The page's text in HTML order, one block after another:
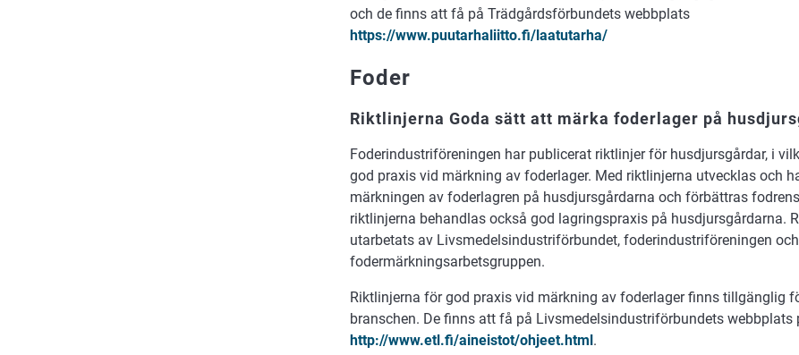
och de finns att få på Trädgårdsförbundets webbplats
https://www.puutarhaliitto.fi/laatutarha/
Foder
Riktlinjerna Goda sätt att märka foderlager på
Foderindustriföreningen har publicerat riktlinjer för husdjursgårdar, i
god praxis vid märkning av foderlager. Med riktlinjerna utvecklas och
märkningen av foderlagren på husdjursgårdarna och förbättras
riktlinjerna behandlas också god lagringspraxis på husdjursgårdarna.
utarbetats av Livsmedelsindustriförbundet, foderindustriföreningen och
fodermärkningsarbetsgruppen.
Riktlinjerna för god praxis vid märkning av foderlager finns tillgänglig
branschen. De finns att få på Livsmedelsindustriförbundets webbplats
http://www.etl.fi/aineistot/ohjeet.html.